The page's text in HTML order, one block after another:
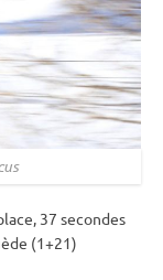
37 secondes
(1+21)